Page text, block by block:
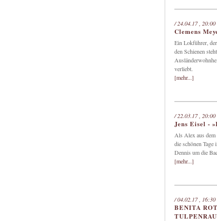
/ 24.04.17 ,
Clemens
Ein Lokführer,
den Schienen
verliebt.
[mehr...]
/ 22.03.17 ,
Jens Eisel -
Als Alex aus dem
die schönen
Dennis um die
[mehr...]
/ 04.02.17 ,
BENITA